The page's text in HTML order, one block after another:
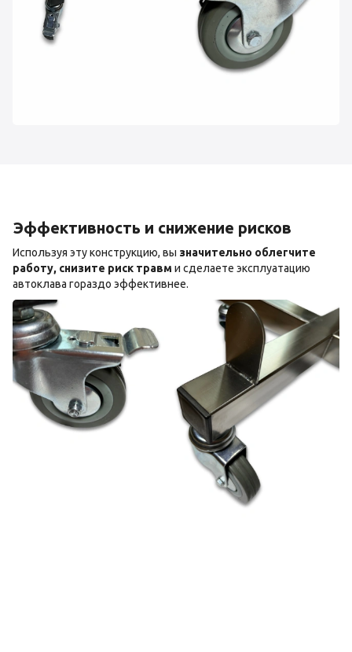
Эффективность и снижение рисков
Используя эту конструкцию, вы значительно облегчите
работу, снизите риск травм и сделаете эксплуатацию
автоклава гораздо эффективнее.